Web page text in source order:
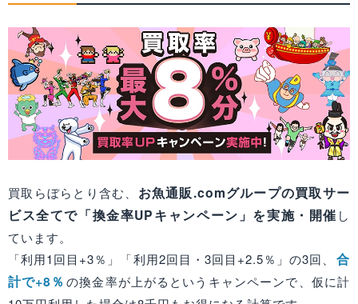
買取らぼらとり含む、 お魚通販.comグループの買取サー
ビス全てで「換金率UPキャンペーン」を実施・開催 し
ています。
「利用1回目+3％」「利用2回目・3回目+2.5％」の3回、 合
計で+8％ の換金率が上がるというキャンペーンで、仮に計